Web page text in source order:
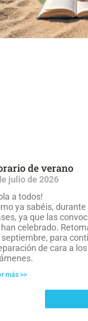
de verano
julio de 2026
a todos!
ya sabéis,
ya que las
celebrado.
septiembre, para
de cara a
más >>